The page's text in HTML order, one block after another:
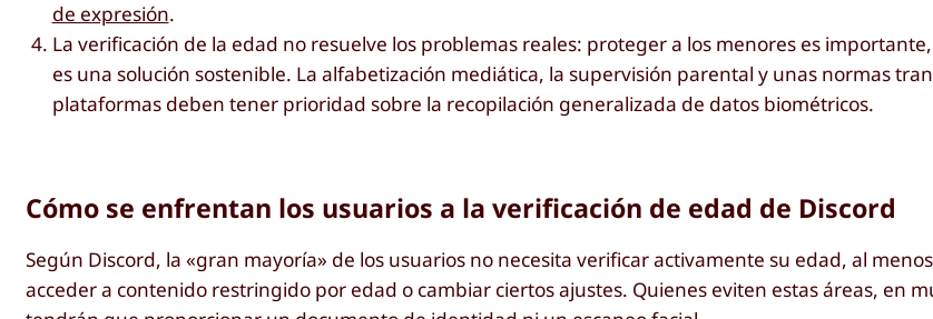
de expresión.
La verificación de la edad no resuelve los problemas reales: proteger a los menores es
es una solución sostenible. La alfabetización mediática, la supervisión parental y unas normas
plataformas deben tener prioridad sobre la recopilación generalizada de datos biométricos.
Cómo se enfrentan los usuarios a la verificación de edad de Discord
Según Discord, la «gran mayoría» de los usuarios no necesita verificar activamente su edad, al
acceder a contenido restringido por edad o cambiar ciertos ajustes. Quienes eviten estas áreas, en